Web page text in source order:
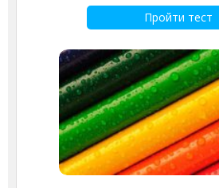
Пройти тест